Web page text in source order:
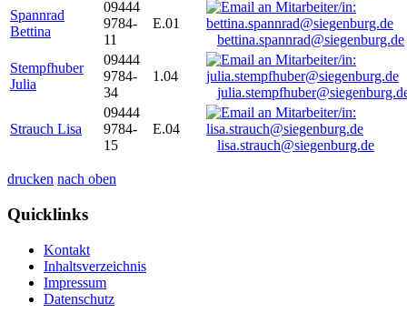
Spannrad
Bettina
09444
9784-
11
E.01
bettina.spannrad@siegenburg.de
Stempfhuber
Julia
09444
9784-
34
1.04
Strauch Lisa
09444
9784-
15
E.04
lisa.strauch@siegenburg.de
drucken nach oben
Quicklinks
Kontakt
Inhaltsverzeichnis
Impressum
Datenschutz